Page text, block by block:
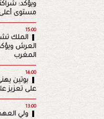
ويؤكد:
مستوى
15:00
الملك
العرش
المغرب
14:00
بوتين
على تعزيز
13:00
ولي